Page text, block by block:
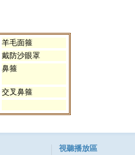
羊毛面箍
戴防沙眼罩
鼻箍
交叉鼻箍
視聽播放區